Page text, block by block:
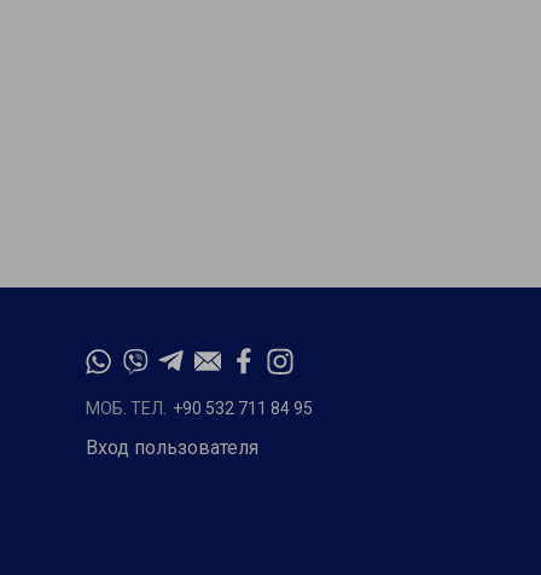
МОБ. ТЕЛ. +90 532 711 84 95
Вход пользователя